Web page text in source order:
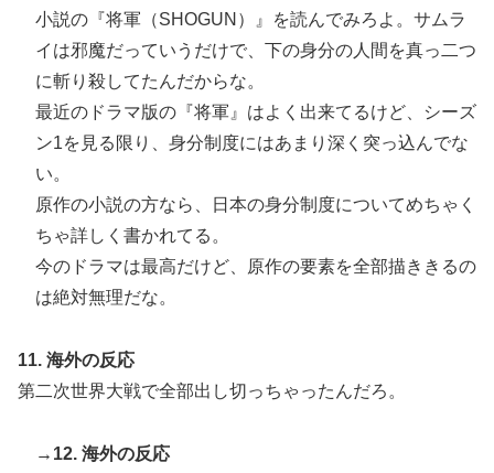
小説の『将軍（SHOGUN）』を読んでみろよ。サムラ
イは邪魔だっていうだけで、下の身分の人間を真っ二つ
に斬り殺してたんだからな。
最近のドラマ版の『将軍』はよく出来てるけど、シーズ
ン1を見る限り、身分制度にはあまり深く突っ込んでな
い。
原作の小説の方なら、日本の身分制度についてめちゃく
ちゃ詳しく書かれてる。
今のドラマは最高だけど、原作の要素を全部描ききるの
は絶対無理だな。
11. 海外の反応
第二次世界大戦で全部出し切っちゃったんだろ。
→12. 海外の反応